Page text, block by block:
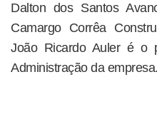
Dalton dos Santos
Camargo Corrêa
João Ricardo Auler é o
Administração da empresa.